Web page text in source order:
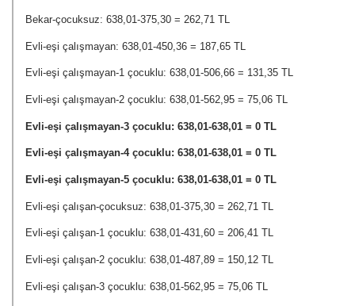
Bekar-çocuksuz: 638,01-375,30 = 262,71 TL
Evli-eşi çalışmayan: 638,01-450,36 = 187,65 TL
Evli-eşi çalışmayan-1 çocuklu: 638,01-506,66 = 131,35 TL
Evli-eşi çalışmayan-2 çocuklu: 638,01-562,95 = 75,06 TL
Evli-eşi çalışmayan-3 çocuklu: 638,01-638,01 = 0 TL
Evli-eşi çalışmayan-4 çocuklu: 638,01-638,01 = 0 TL
Evli-eşi çalışmayan-5 çocuklu: 638,01-638,01 = 0 TL
Evli-eşi çalışan-çocuksuz: 638,01-375,30 = 262,71 TL
Evli-eşi çalışan-1 çocuklu: 638,01-431,60 = 206,41 TL
Evli-eşi çalışan-2 çocuklu: 638,01-487,89 = 150,12 TL
Evli-eşi çalışan-3 çocuklu: 638,01-562,95 = 75,06 TL